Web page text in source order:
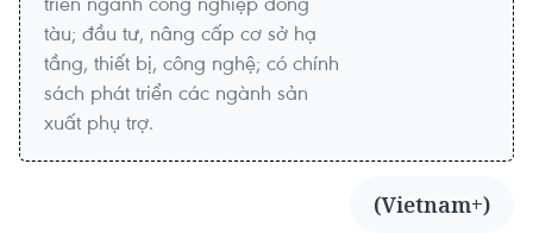
tàu; đầu tư, nâng cấp cơ sở hạ
tầng, thiết bị, công nghệ; có chính
sách phát triển các ngành sản
xuất phụ trợ.
(Vietnam+)